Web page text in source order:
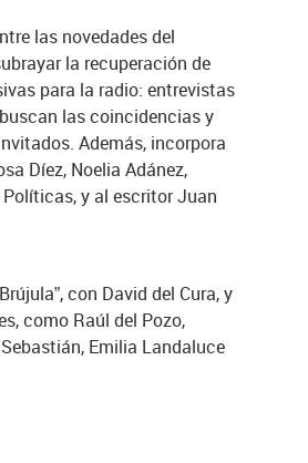
las novedades del
la recuperación de
para la radio: entrevistas
las coincidencias y
Además, incorpora
Díez, Noelia Adánez,
y al escritor Juan
con David del Cura, y
como Raúl del Pozo,
Emilia Landaluce